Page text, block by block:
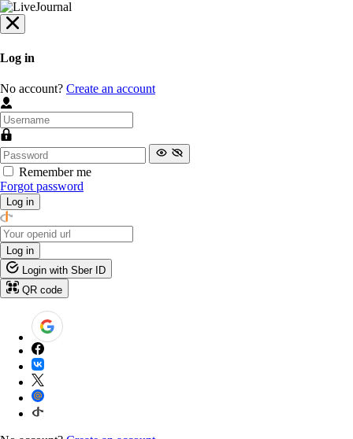
Log in
No account? Create an account
Remember me
Forgot password
Log in
Log in
Login with Sber ID
QR code